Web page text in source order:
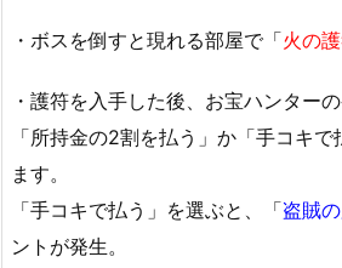
・ボスを倒すと現れる部屋で「火の
・護符を入手した後、お宝ハンター
「所持金の2割を払う」か「手コキ
ます。
「手コキで払う」を選ぶと、「盗賊
ントが発生。